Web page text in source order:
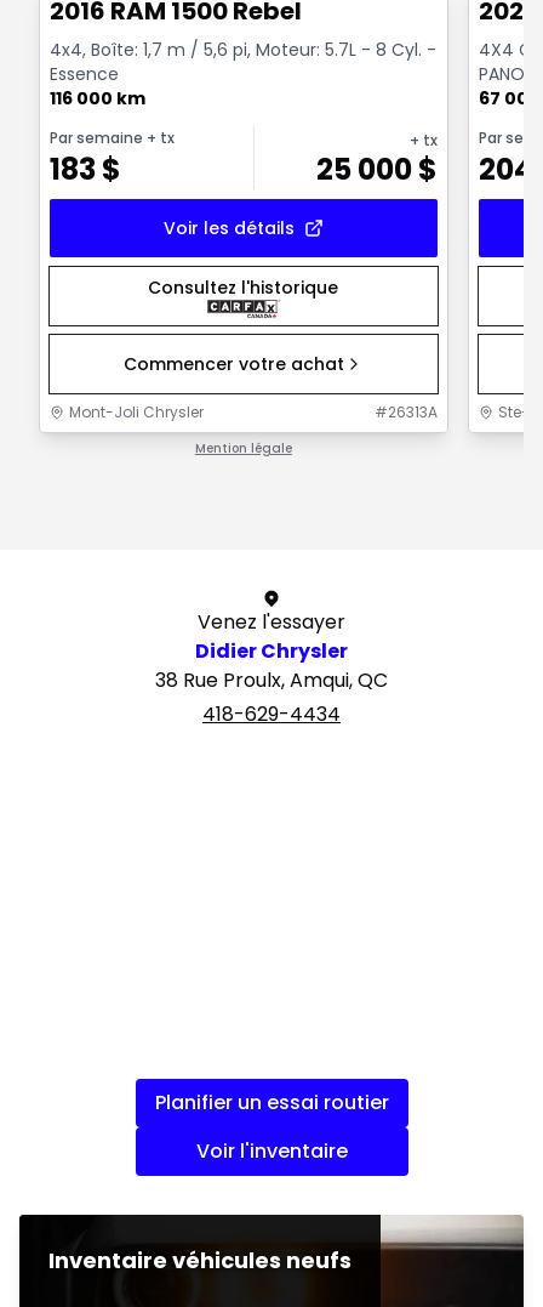
2016 RAM 1500 Rebel
4x4, Boîte: 1,7 m / 5,6 pi, Moteur: 5.7L - 8 Cyl. -
Essence
116 000 km
Par semaine + tx
183$
+ tx
25 000$
Voir les détails
Consultez l'historique
Commencer votre achat
Mont-Joli Chrysler #26313A
Mention légale
4X4
NOIR
67
Par
204
Ste-
Venez l'essayer
Didier Chrysler
38 Rue Proulx, Amqui, QC
418-629-4434
Planifier un essai routier
Voir l'inventaire
Inventaire véhicules neufs